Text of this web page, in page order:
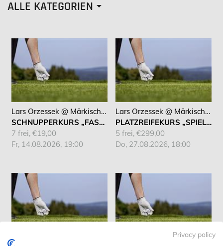
ALLE KATEGORIEN
Lars Orzessek @ Märkischer Golf Club Hagen
SCHNUPPERKURS „FASZINATION GOLF“
7 frei, €19,00
Fr, 14.08.2026, 19:00
Lars Orzessek @ Märkischer Golf Club Hagen
PLATZREIFEKURS „SPIELEND ZUR DGV PLATZREIFE“
5 frei, €299,00
Do, 27.08.2026, 18:00
Privacy policy